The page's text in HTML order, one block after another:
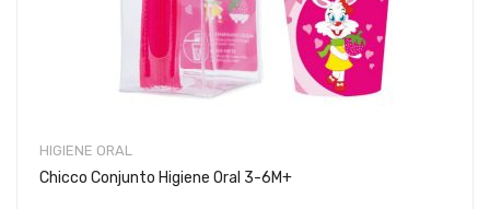
HIGIENE ORAL
Chicco Conjunto Higiene Oral 3-6M+